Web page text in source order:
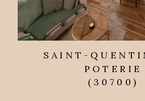
SAINT-
POTERIE
(30700)